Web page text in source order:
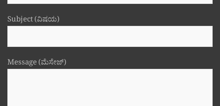
Subject (ವಿಷಯ)
Message (ಮೆಸೇಜ್)